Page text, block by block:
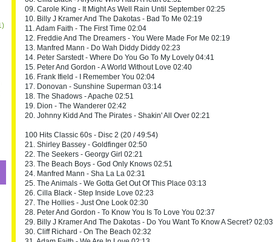
09. Carole King - It Might As Well Rain Until September 02:25
10. Billy J Kramer And The Dakotas - Bad To Me 02:19
11. Adam Faith - The First Time 02:04
12. Freddie And The Dreamers - You Were Made For Me 02:19
13. Manfred Mann - Do Wah Diddy Diddy 02:23
14. Peter Sarstedt - Where Do You Go To My Lovely 04:41
15. Peter And Gordon - A World Without Love 02:40
16. Frank Ifield - I Remember You 02:04
17. Donovan - Sunshine Superman 03:14
18. The Shadows - Apache 02:51
19. Dion - The Wanderer 02:42
20. Johnny Kidd And The Pirates - Shakin' All Over 02:21
100 Hits Classic 60s - Disc 2 (20 / 49:54)
21. Shirley Bassey - Goldfinger 02:50
22. The Seekers - Georgy Girl 02:21
23. The Beach Boys - God Only Knows 02:51
24. Manfred Mann - Sha La La 02:31
25. The Animals - We Gotta Get Out Of This Place 03:13
26. Cilla Black - Step Inside Love 02:23
27. The Hollies - Just One Look 02:30
28. Peter And Gordon - To Know You Is To Love You 02:37
29. Billy J Kramer And The Dakotas - Do You Want To Know A Secret? 02:03
30. Cliff Richard - On The Beach 02:32